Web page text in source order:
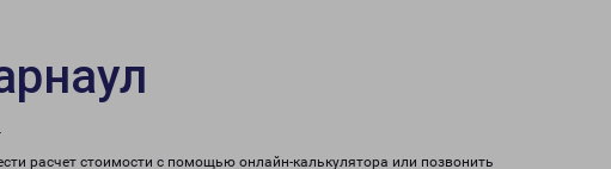
расчет стоимости с помощью онлайн-калькулятора или позвонить